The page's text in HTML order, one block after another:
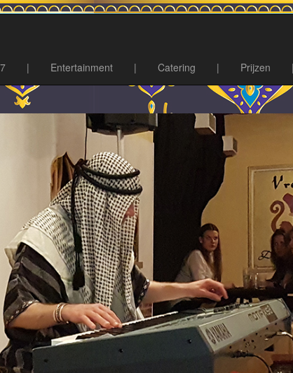
| Entertainment | Catering | Prijzen |